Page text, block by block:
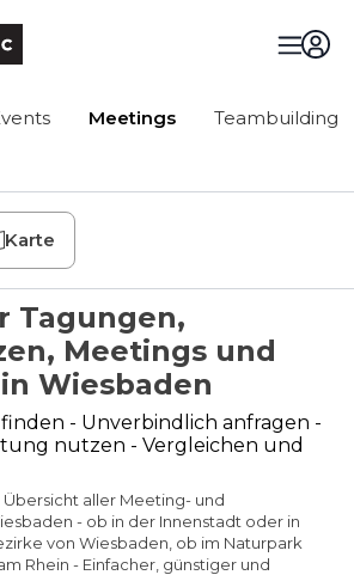
Meetings Teambuilding
Karte
Tagungen,
Meetings und
Wiesbaden
- Unverbindlich anfragen -
nutzen - Vergleichen und
aller Meeting- und
- ob in der Innenstadt oder in
von Wiesbaden, ob im Naturpark
Rhein - Einfacher, günstiger und